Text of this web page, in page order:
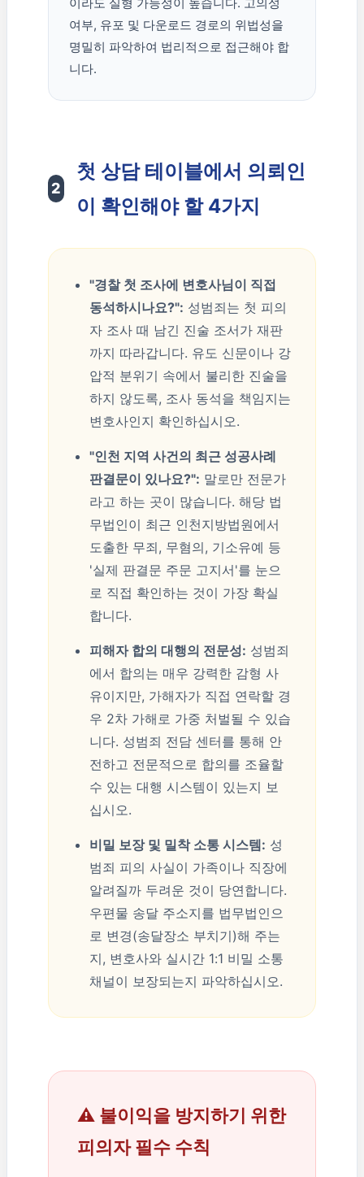
여부, 유포 및 다운로드 경로의 위법성을
명밀히 파악하여 법리적으로 접근해야 합
니다.
2
첫 상담 테이블에서 의뢰인
이 확인해야 할 4가지
"경찰 첫 조사에 변호사님이 직접
동석하시나요?": 성범죄는 첫 피의
자 조사 때 남긴 진술 조서가 재판
까지 따라갑니다. 유도 신문이나 강
압적 분위기 속에서 불리한 진술을
하지 않도록, 조사 동석을 책임지는
변호사인지 확인하십시오.
"인천 지역 사건의 최근 성공사례
판결문이 있나요?": 말로만 전문가
라고 하는 곳이 많습니다. 해당 법
무법인이 최근 인천지방법원에서
도출한 무죄, 무혐의, 기소유예 등
'실제 판결문 주문 고지서'를 눈으
로 직접 확인하는 것이 가장 확실
합니다.
피해자 합의 대행의 전문성: 성범죄
에서 합의는 매우 강력한 감형 사
유이지만, 가해자가 직접 연락할 경
우 2차 가해로 가중 처벌될 수 있습
니다. 성범죄 전담 센터를 통해 안
전하고 전문적으로 합의를 조율할
수 있는 대행 시스템이 있는지 보
십시오.
비밀 보장 및 밀착 소통 시스템: 성
범죄 피의 사실이 가족이나 직장에
알려질까 두려운 것이 당연합니다.
우편물 송달 주소지를 법무법인으
로 변경(송달장소 부치기)해 주는
지, 변호사와 실시간 1:1 비밀 소통
채널이 보장되는지 파악하십시오.
⚠️ 불이익을 방지하기 위한
피의자 필수 수칙